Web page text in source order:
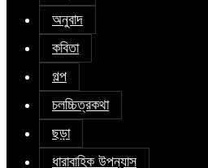
অনুবাদ
কবিতা
গল্প
চলচ্চিত্রকথা
ছড়া
ধারাবাহিক উপন্যাস